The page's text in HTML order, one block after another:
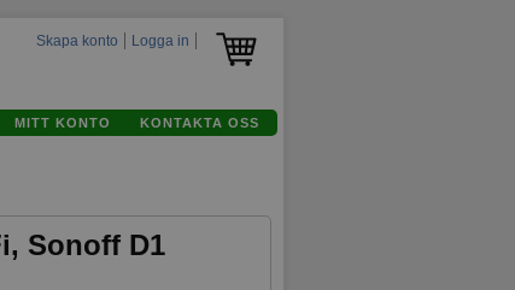
Skapa konto Logga in
MITT KONTO KONTAKTA OSS
Sonoff D1